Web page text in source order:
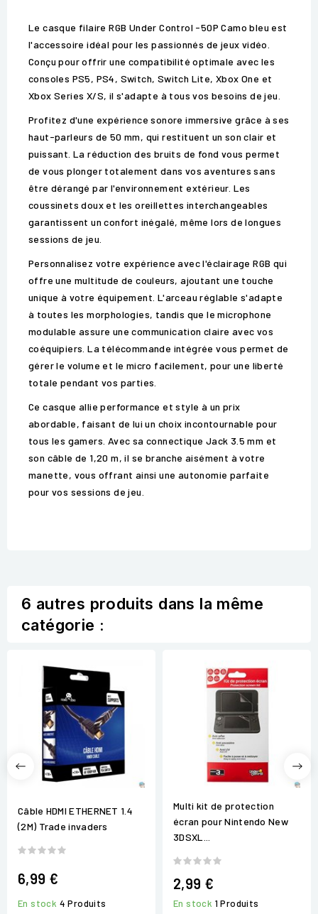
Le casque filaire RGB Under Control -50P Camo bleu est
l'accessoire idéal pour les passionnés de jeux vidéo.
Conçu pour offrir une compatibilité optimale avec les
consoles PS5, PS4, Switch, Switch Lite, Xbox One et
Xbox Series X/S, il s'adapte à tous vos besoins de jeu.
Profitez d'une expérience sonore immersive grâce à ses
haut-parleurs de 50 mm, qui restituent un son clair et
puissant. La réduction des bruits de fond vous permet
de vous plonger totalement dans vos aventures sans
être dérangé par l'environnement extérieur. Les
coussinets doux et les oreillettes interchangeables
garantissent un confort inégalé, même lors de longues
sessions de jeu.
Personnalisez votre expérience avec l'éclairage RGB qui
offre une multitude de couleurs, ajoutant une touche
unique à votre équipement. L'arceau réglable s'adapte
à toutes les morphologies, tandis que le microphone
modulable assure une communication claire avec vos
coéquipiers. La télécommande intégrée vous permet de
gérer le volume et le micro facilement, pour une liberté
totale pendant vos parties.
Ce casque allie performance et style à un prix
abordable, faisant de lui un choix incontournable pour
tous les gamers. Avec sa connectique Jack 3.5 mm et
son câble de 1,20 m, il se branche aisément à votre
manette, vous offrant ainsi une autonomie parfaite
pour vos sessions de jeu.
6 autres produits dans la même
catégorie :
Câble HDMI ETHERNET 1.4
(2M) Trade invaders
6,99 €
En stock 4 Produits
Multi kit de protection
écran pour Nintendo New
3DSXL...
2,99 €
En stock 1 Produits